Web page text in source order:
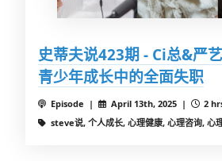
史蒂夫说423期 - Ci总&严
青少年成长中的全面失职
Episode | April 13th, 2025 |
2
steve说, 个人成长, 心理健康, 心理咨询, 心